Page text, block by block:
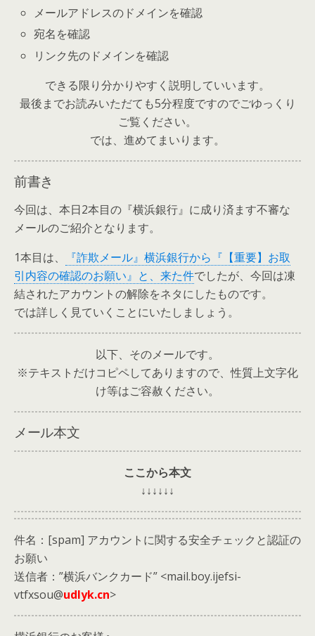
メールアドレスのドメインを確認
宛名を確認
リンク先のドメインを確認
できる限り分かりやすく説明していいます。
最後までお読みいただても5分程度ですのでごゆっくり
ご覧ください。
では、進めてまいります。
前書き
今回は、本日2本目の『横浜銀行』に成り済ます不審な
メールのご紹介となります。
1本目は、
『詐欺メール』横浜銀行から『【重要】お取
引内容の確認のお願い』と、来た件でしたが、今回は凍
結されたアカウントの解除をネタにしたものです。
では詳しく見ていくことにいたしましょう。
以下、そのメールです。
※テキストだけコピペしてありますので、性質上文字化
け等はご容赦ください。
メール本文
ここから本文
↓↓↓↓↓↓
件名：[spam] アカウントに関する安全チェックと認証の
お願い
送信者：”横浜バンクカード” <mail.boy.ijefsi-
vtfxsou@udlyk.cn>